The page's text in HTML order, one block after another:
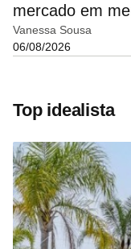
mercado em
Vanessa Sousa
06/08/2026
Top idealista